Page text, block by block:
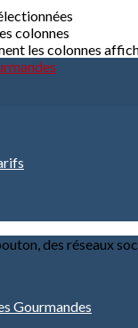
colonnes
les colonnes
des réseaux